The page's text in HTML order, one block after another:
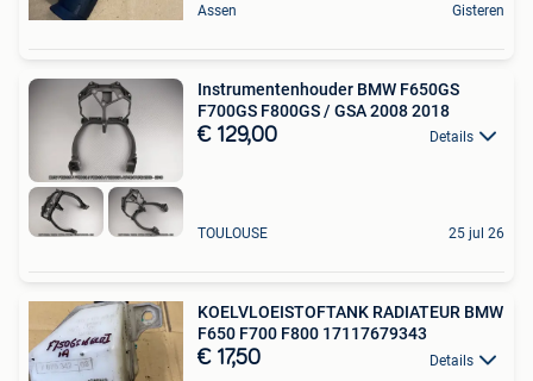
Assen Gisteren
Instrumentenhouder BMW F650GS
F700GS F800GS / GSA 2008 2018
€ 129,00 Details
TOULOUSE 25 jul 26
KOELVLOEISTOFTANK RADIATEUR BMW
F650 F700 F800 17117679343
€ 17,50 Details